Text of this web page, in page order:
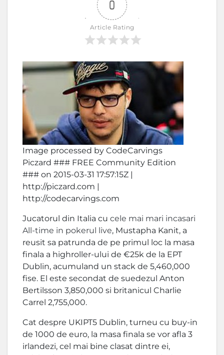
0
Article Rating
Image processed by CodeCarvings
Piczard ### FREE Community Edition
### on 2015-03-31 17:57:15Z |
http://piczard.com |
http://codecarvings.com
Jucatorul din Italia cu cele mai mari incasari
All-time in pokerul live, Mustapha Kanit, a
reusit sa patrunda de pe primul loc la masa
finala a highroller-ului de €25k de la EPT
Dublin, acumuland un stack de 5,460,000
fise. El este secondat de suedezul Anton
Bertilsson 3,850,000 si britanicul Charlie
Carrel 2,755,000.
Cat despre UKIPT5 Dublin, turneu cu buy-in
de 1000 de euro, la masa finala se vor afla 3
irlandezi, cel mai bine clasat dintre ei,